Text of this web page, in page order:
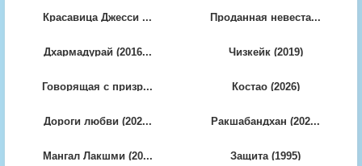
Красавица Джесси ... Проданная невеста...
Дхармадурай (2016... Чизкейк (2019)
Говорящая с призр... Костао (2026)
Дороги любви (202... Ракшабандхан (202...
Мангал Лакшми (20... Защита (1995)